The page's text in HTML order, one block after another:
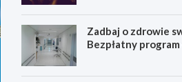
Zadbaj o zdrowie
Bezpłatny